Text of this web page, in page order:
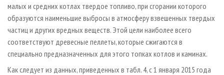
малых и средних котлах твердое топливо, при сгорании которого
образуются наименьшие выбросы в атмосферу взвешенных твердых
частиц и других вредных веществ. Этой цели наиболее всего
соответствуют древесные пеллеты, которые сжигаются в
специально предназначенных для этого топках котлов и каминах.
Как следует из данных, приведенных в табл. 4, с 1 января 2015 года